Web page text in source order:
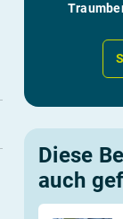
Diese
auch